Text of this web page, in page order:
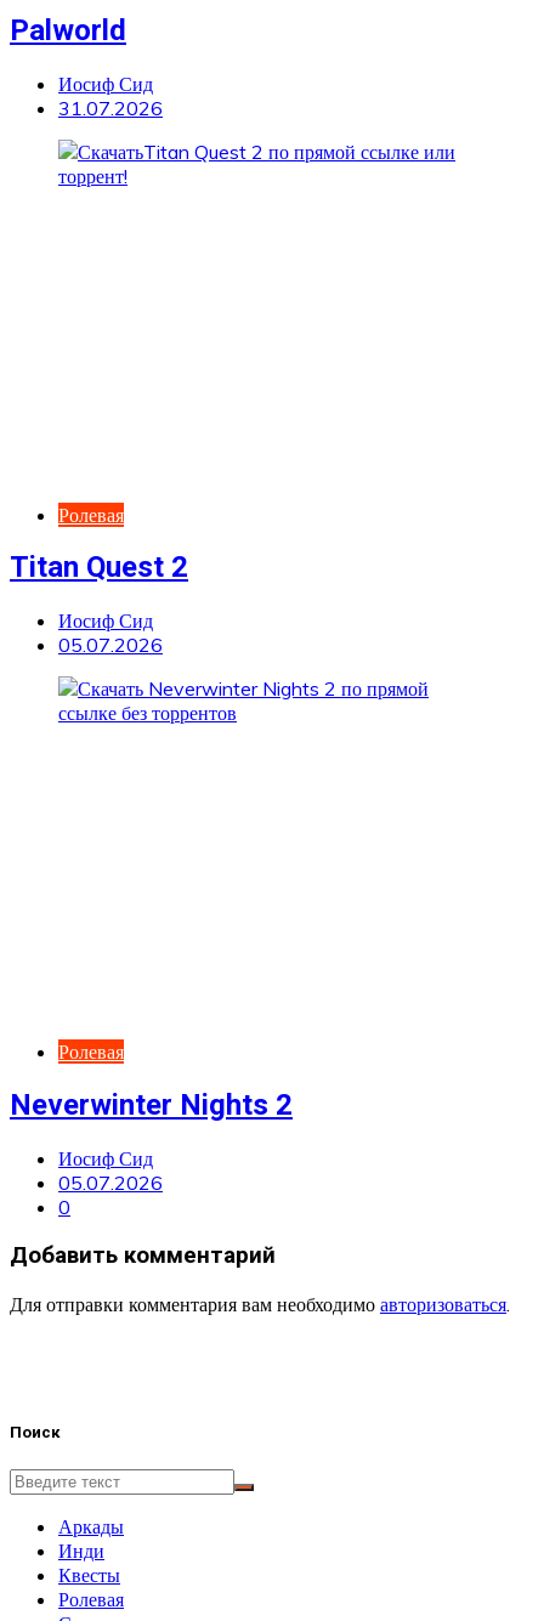
Palworld
Иосиф Сид
31.07.2026
Ролевая
Titan Quest 2
Иосиф Сид
05.07.2026
Ролевая
Neverwinter Nights 2
Иосиф Сид
05.07.2026
0
Добавить комментарий
Для отправки комментария вам необходимо авторизоваться
Поиск
Аркады
Инди
Квесты
Ролевая